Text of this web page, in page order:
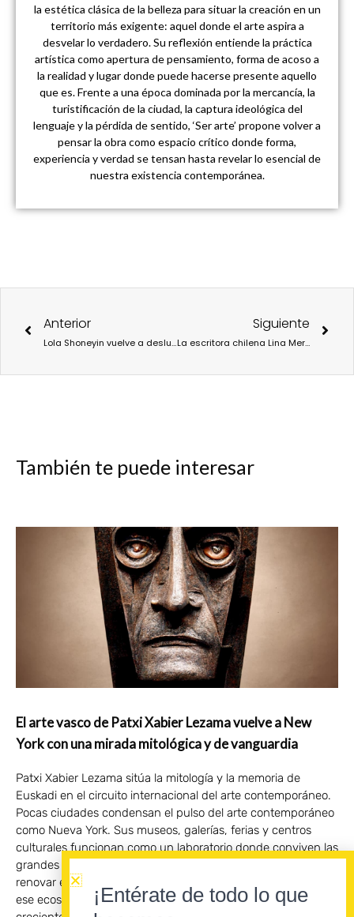
la estética clásica de la belleza para situar la creación en un
territorio más exigente: aquel donde el arte aspira a
desvelar lo verdadero. Su reflexión entiende la práctica
artística como apertura de pensamiento, forma de acoso a
la realidad y lugar donde puede hacerse presente aquello
que es. Frente a una época dominada por la mercancía, la
turistificación de la ciudad, la captura ideológica del
lenguaje y la pérdida de sentido, ‘Ser arte’ propone volver a
pensar la obra como espacio crítico donde forma,
experiencia y verdad se tensan hasta revelar lo esencial de
nuestra existencia contemporánea.
Anterior
Lola Shoneyin vuelve a deslumbrar con la novela “Las vidas secretas de las esposas de Baba Segi”.
Siguiente
La escritora chilena Lina Meruane presenta el libro Palestina en pedazos.
También te puede interesar
El arte vasco de Patxi Xabier Lezama vuelve a New
York con una mirada mitológica y de vanguardia
Patxi Xabier Lezama sitúa la mitología y la memoria de
Euskadi en el circuito internacional del arte contemporáneo.
Pocas ciudades condensan el pulso del arte contemporáneo
como Nueva York. Sus museos, galerías, ferias y centros
culturales funcionan como un laboratorio donde conviven las
grandes figuras consagradas con los artistas llamados a
renovar el panorama internacional. Conseguir visibilidad en
ese ecosistema no resulta sencillo. Por ello, la presencia
¡Entérate de todo lo que